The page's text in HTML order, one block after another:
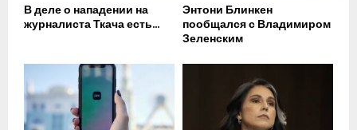
В деле о нападении на
журналиста Ткача есть...
Энтони Блинкен
пообщался с Владимиром
Зеленским